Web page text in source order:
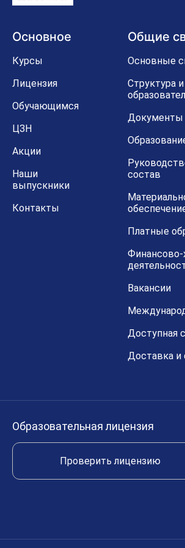
Основное
Курсы
Лицензия
Обучающимся
ЦЗН
Акции
Наши
выпускники
Контакты
Общие
Основные
Структура
Документы
состав
Платные
Финансово-
Вакансии
Доступная
Доставка и
Образовательная лицензия
Проверить лицензию